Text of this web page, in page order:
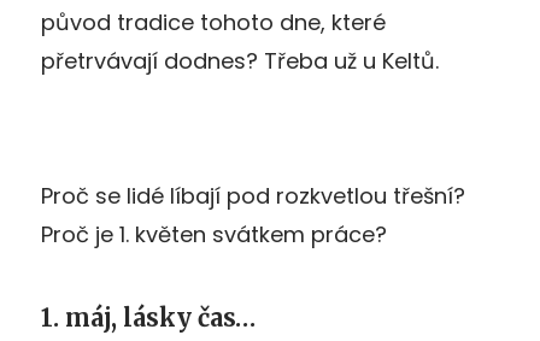
původ tradice tohoto dne, které
přetrvávají dodnes? Třeba už u Keltů.
Proč se lidé líbají pod rozkvetlou třešní?
Proč je 1. květen svátkem práce?
1. máj, lásky čas…